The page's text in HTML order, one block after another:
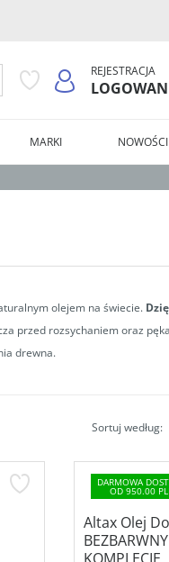
REJESTRACJA
MARKI NOWOŚCI
olejem na świecie.
przed rozsychaniem oraz
drewna.
Sortuj według:
DARMOWA
OD 950.00
Altax Olej